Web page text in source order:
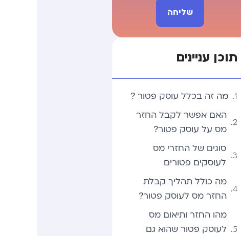
שליחה
תוכן עניינים
מה זה בכלל עוסק פטור ?
האם אפשר לקבל החזר
מס על עוסק פטור?
סוגים של החזרי מס
לעוסקים פטורים
מה כולל תהליך קבלת
החזר מס לעוסק פטור?
מהו החזר ותיאום מס
לעוסק פטור שהוא גם